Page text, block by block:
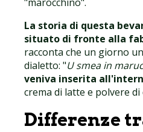
La storia di questa
situato di fronte alla
racconta che un giorno
dialetto: "U smea in
veniva inserita
crema di latte e polvere
Differenze